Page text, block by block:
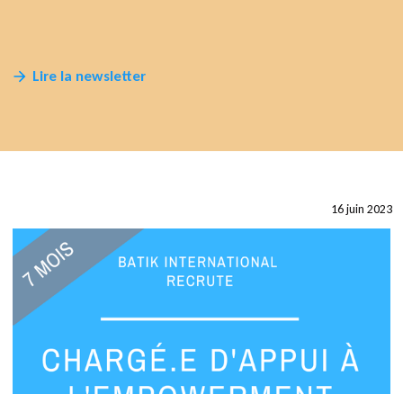
Lire la newsletter
16 juin 2023